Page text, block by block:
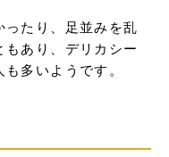
ったり、足並みを乱
あり、デリカシー
多いようです。